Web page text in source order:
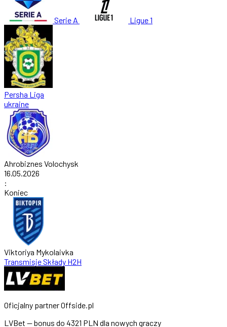
Serie A Ligue 1
Persha Liga
ukraine
Ahrobiznes Volochysk
16.05.2026
:
Koniec
Viktoriya Mykolaivka
TransmisjeSkłady H2H
Oficjalny partner Offside.pl
LVBet — bonus do 4321 PLN dla nowych graczy